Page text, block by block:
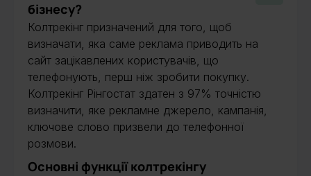
бізнесу?
Колтрекінг призначений для того, щоб
визначати, яка саме реклама приводить на
сайт зацікавлених користувачів, що
телефонують, перш ніж зробити покупку.
Колтрекінг Рінгостат здатен з 97% точністю
визначити, яке рекламне джерело, кампанія,
ключове слово призвели до телефонної
розмови.
Основні функції колтрекінгу